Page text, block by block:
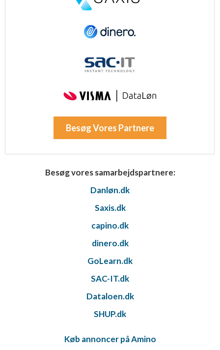
Besøg Vores Partnere
Besøg vores samarbejdspartnere:
Danløn.dk
Saxis.dk
capino.dk
dinero.dk
GoLearn.dk
SAC-IT.dk
Dataloen.dk
SHUP.dk
Køb annoncer på Amino